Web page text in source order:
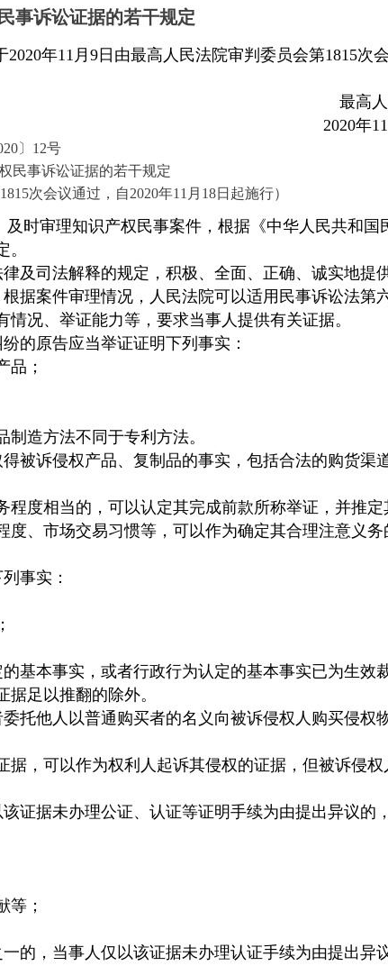
事诉讼证据的若干规定
2020年11 月 9 日由最高人民法院审判委员会第1815次
最高人
2020年11
0〕 1 2号
民事诉讼证据的若干规定
181 5次会议通过， 自2020年1 1 月 18日起施行）
时审理知识产权民事案件，根据《中华人民共和国
及司法解释的规定，积极、全面、正确、诚实地提供
据案件审理情况，人民法院可以适用民事诉讼法第
况、举证能力等，要求当事人提供有关证据。
的原告应当举证证明下列事实：
；
造方法不同于专利方法。
被诉侵权产品、复制品的事实，包括合法的购货渠
度相当的，可以认定其完成前款所称举证，并推定
、市场交易习惯等，可以作为确定其合理注意义务
事实：
基本事实，或者行政行为认定的基本事实已为生效
足以推翻的除外。
托他人以普通购买者的名义向被诉侵权人购买侵权
，可以作为权利人起诉其侵权的证据，但被诉侵权
证据未办理公证、认证等证明手续为由提出异议的
；
的，当事人仅以该证据未办理认证手续为由提出异